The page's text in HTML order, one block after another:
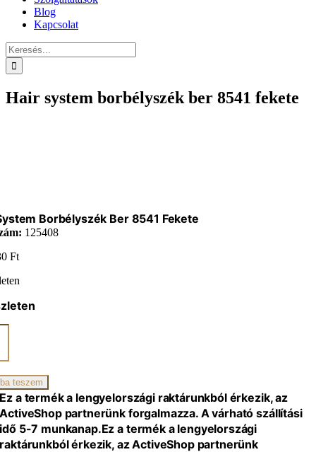
Blog
Kapcsolat
Keresés...
Hair system borbélyszék ber 8541 fekete
Borbélyszék Ber 8541 Fekete
125408
Ft
teszem
Ez a termék a lengyelországi raktárunkból érkezik, az
ActiveShop partnerünk forgalmazza. A várható szállítási
idő 5-7 munkanap.Ez a termék a lengyelországi
raktárunkból érkezik, az ActiveShop partnerünk